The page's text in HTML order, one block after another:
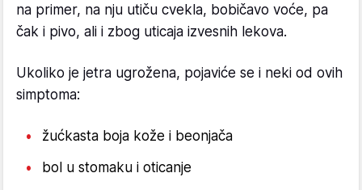
na primer, na nju utiču cvekla, bobičavo voće, pa
čak i pivo, ali i zbog uticaja izvesnih lekova.
Ukoliko je jetra ugrožena, pojaviće se i neki od ovih
simptoma:
žućkasta boja kože i beonjača
bol u stomaku i oticanje